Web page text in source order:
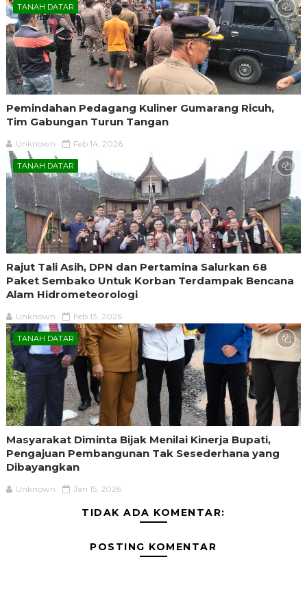
TANAH DATAR
Pemindahan Pedagang Kuliner Gumarang Ricuh,
Tim Gabungan Turun Tangan
Unknown Feb 14, 2026
TANAH DATAR
Rajut Tali Asih, DPN dan Pertamina Salurkan 68
Paket Sembako Untuk Korban Terdampak Bencana
Alam Hidrometeorologi
Unknown Feb 13, 2026
TANAH DATAR
Masyarakat Diminta Bijak Menilai Kinerja Bupati,
Pengajuan Pembangunan Tak Sesederhana yang
Dibayangkan
Unknown Jan 15, 2026
TIDAK ADA KOMENTAR:
POSTING KOMENTAR